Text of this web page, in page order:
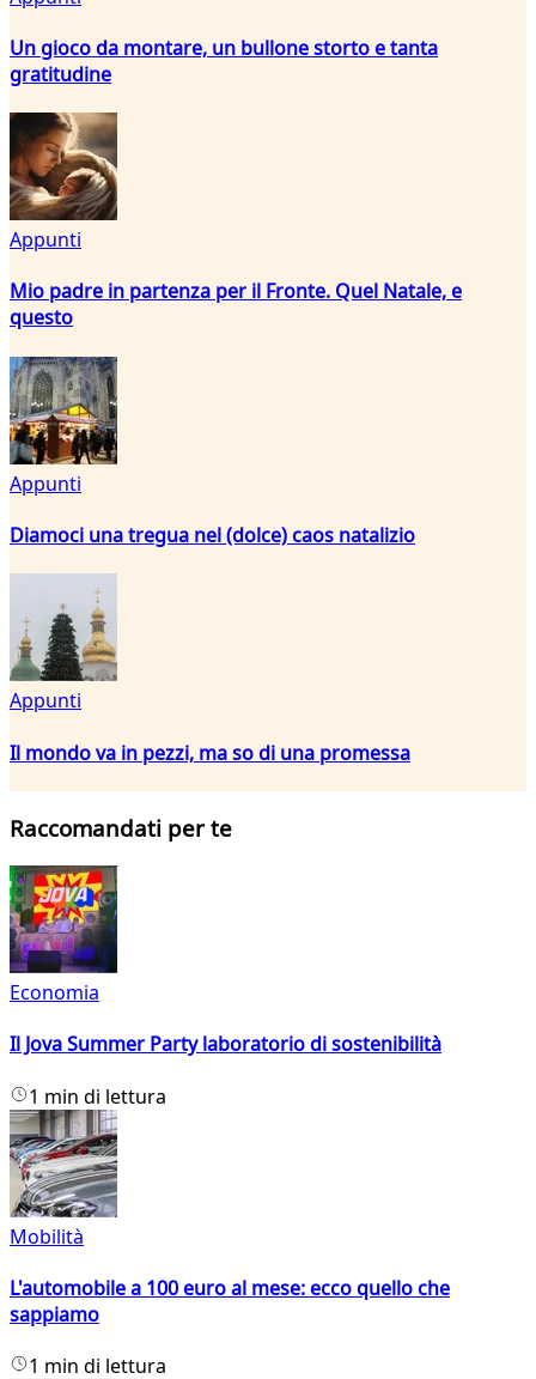
Un gioco da montare, un bullone storto e tanta
gratitudine
Appunti
Mio padre in partenza per il Fronte. Quel Natale, e
questo
Appunti
Diamoci una tregua nel (dolce) caos natalizio
Appunti
Il mondo va in pezzi, ma so di una promessa
Raccomandati per te
Economia
Il Jova Summer Party laboratorio di sostenibilità
1 min di lettura
Mobilità
L'automobile a 100 euro al mese: ecco quello che
sappiamo
1 min di lettura